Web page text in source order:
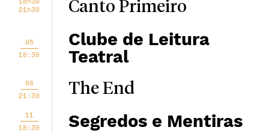
21h30
Canto Primeiro
05
18:30
Clube de Leitura
Teatral
08
21:30
The End
11
18:30
Segredos e Mentiras